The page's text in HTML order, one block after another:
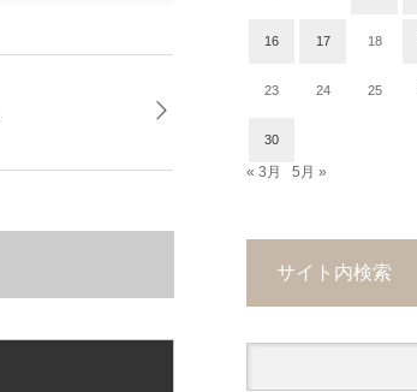
16 17 18
23 24 25
30
« 3月 5月 »
サイト内検索